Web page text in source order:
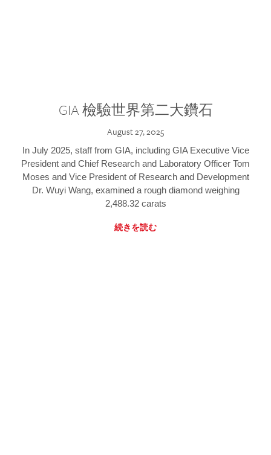
GIA 檢驗世界第二大鑽石
August 27, 2025
In July 2025, staff from GIA, including GIA Executive Vice
President and Chief Research and Laboratory Officer Tom
Moses and Vice President of Research and Development
Dr. Wuyi Wang, examined a rough diamond weighing
2,488.32 carats
続きを読む